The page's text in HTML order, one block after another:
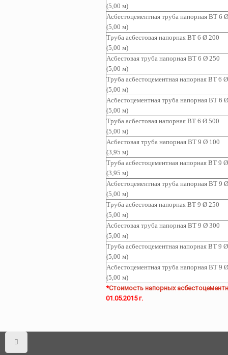
(5,00 м)
Асбестоцементная труба напорная ВТ 6
(5,00 м)
Труба асбестовая напорная ВТ 6 Ø 200
(5,00 м)
Асбестовая труба напорная ВТ 6 Ø 250
(5,00 м)
Труба асбестоцементнаянапорная ВТ 6
(5,00 м)
Асбестоцементная труба напорная ВТ 6
(5,00 м)
Труба асбестовая напорная ВТ 6 Ø 500
(5,00 м)
Асбестовая трубанапорная ВТ 9 Ø 100
(3,95 м)
Труба асбестоцементнаянапорная ВТ 9
(3,95 м)
Асбестоцементная труба напорная ВТ 9
(5,00 м)
Труба асбестовая напорная ВТ 9 Ø 250
(5,00 м)
Асбестовая трубанапорная ВТ 9 Ø 300
(5,00 м)
Труба асбестоцементнаянапорная ВТ 9
(5,00 м)
Асбестоцементная труба напорная ВТ 9
(5,00 м)
*Стоимость напорных
01.05.2015 г.